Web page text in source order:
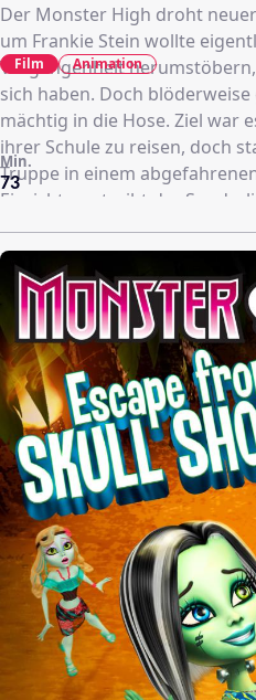
Der Monster High droht
um Frankie Stein wollte
Vergangenheit
sich haben. Doch
mächtig in die Hose. Ziel war
ihrer Schule zu reisen, doch
Truppe in einem
Einrichtung treibt der
Unwesen. Ihm gelingt es, die
Experiment zu verwickeln -
von ihnen transformiert er
Hybrid-Monstern. Trotz
Zusammenarbeit gefragt,
Experimente schiefgehen.
scheitern, könnte das das
Monster High bedeuten!
73
Min.
Film Animation